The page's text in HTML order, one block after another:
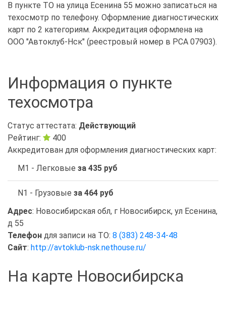
В пункте ТО на улица Есенина 55 можно записаться на
техосмотр по телефону. Оформление диагностических
карт по 2 категориям. Аккредитация оформлена на
ООО "Автоклуб-Нск" (реестровый номер в РСА 07903).
Информация о пункте
техосмотра
Статус аттестата: Действующий
Рейтинг:
400
Аккредитован для оформления диагностических карт:
M1 - Легковые за 435 руб
N1 - Грузовые за 464 руб
Адрес: Новосибирская обл, г Новосибирск, ул Есенина,
д 55
Телефон для записи на ТО: 8 (383) 248-34-48
Сайт: http://avtoklub-nsk.nethouse.ru/
На карте Новосибирска